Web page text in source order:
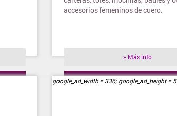
accesorios femeninos de cuero.
» Más info
» Visitar tienda
google_ad_width = 336; google_ad_height =